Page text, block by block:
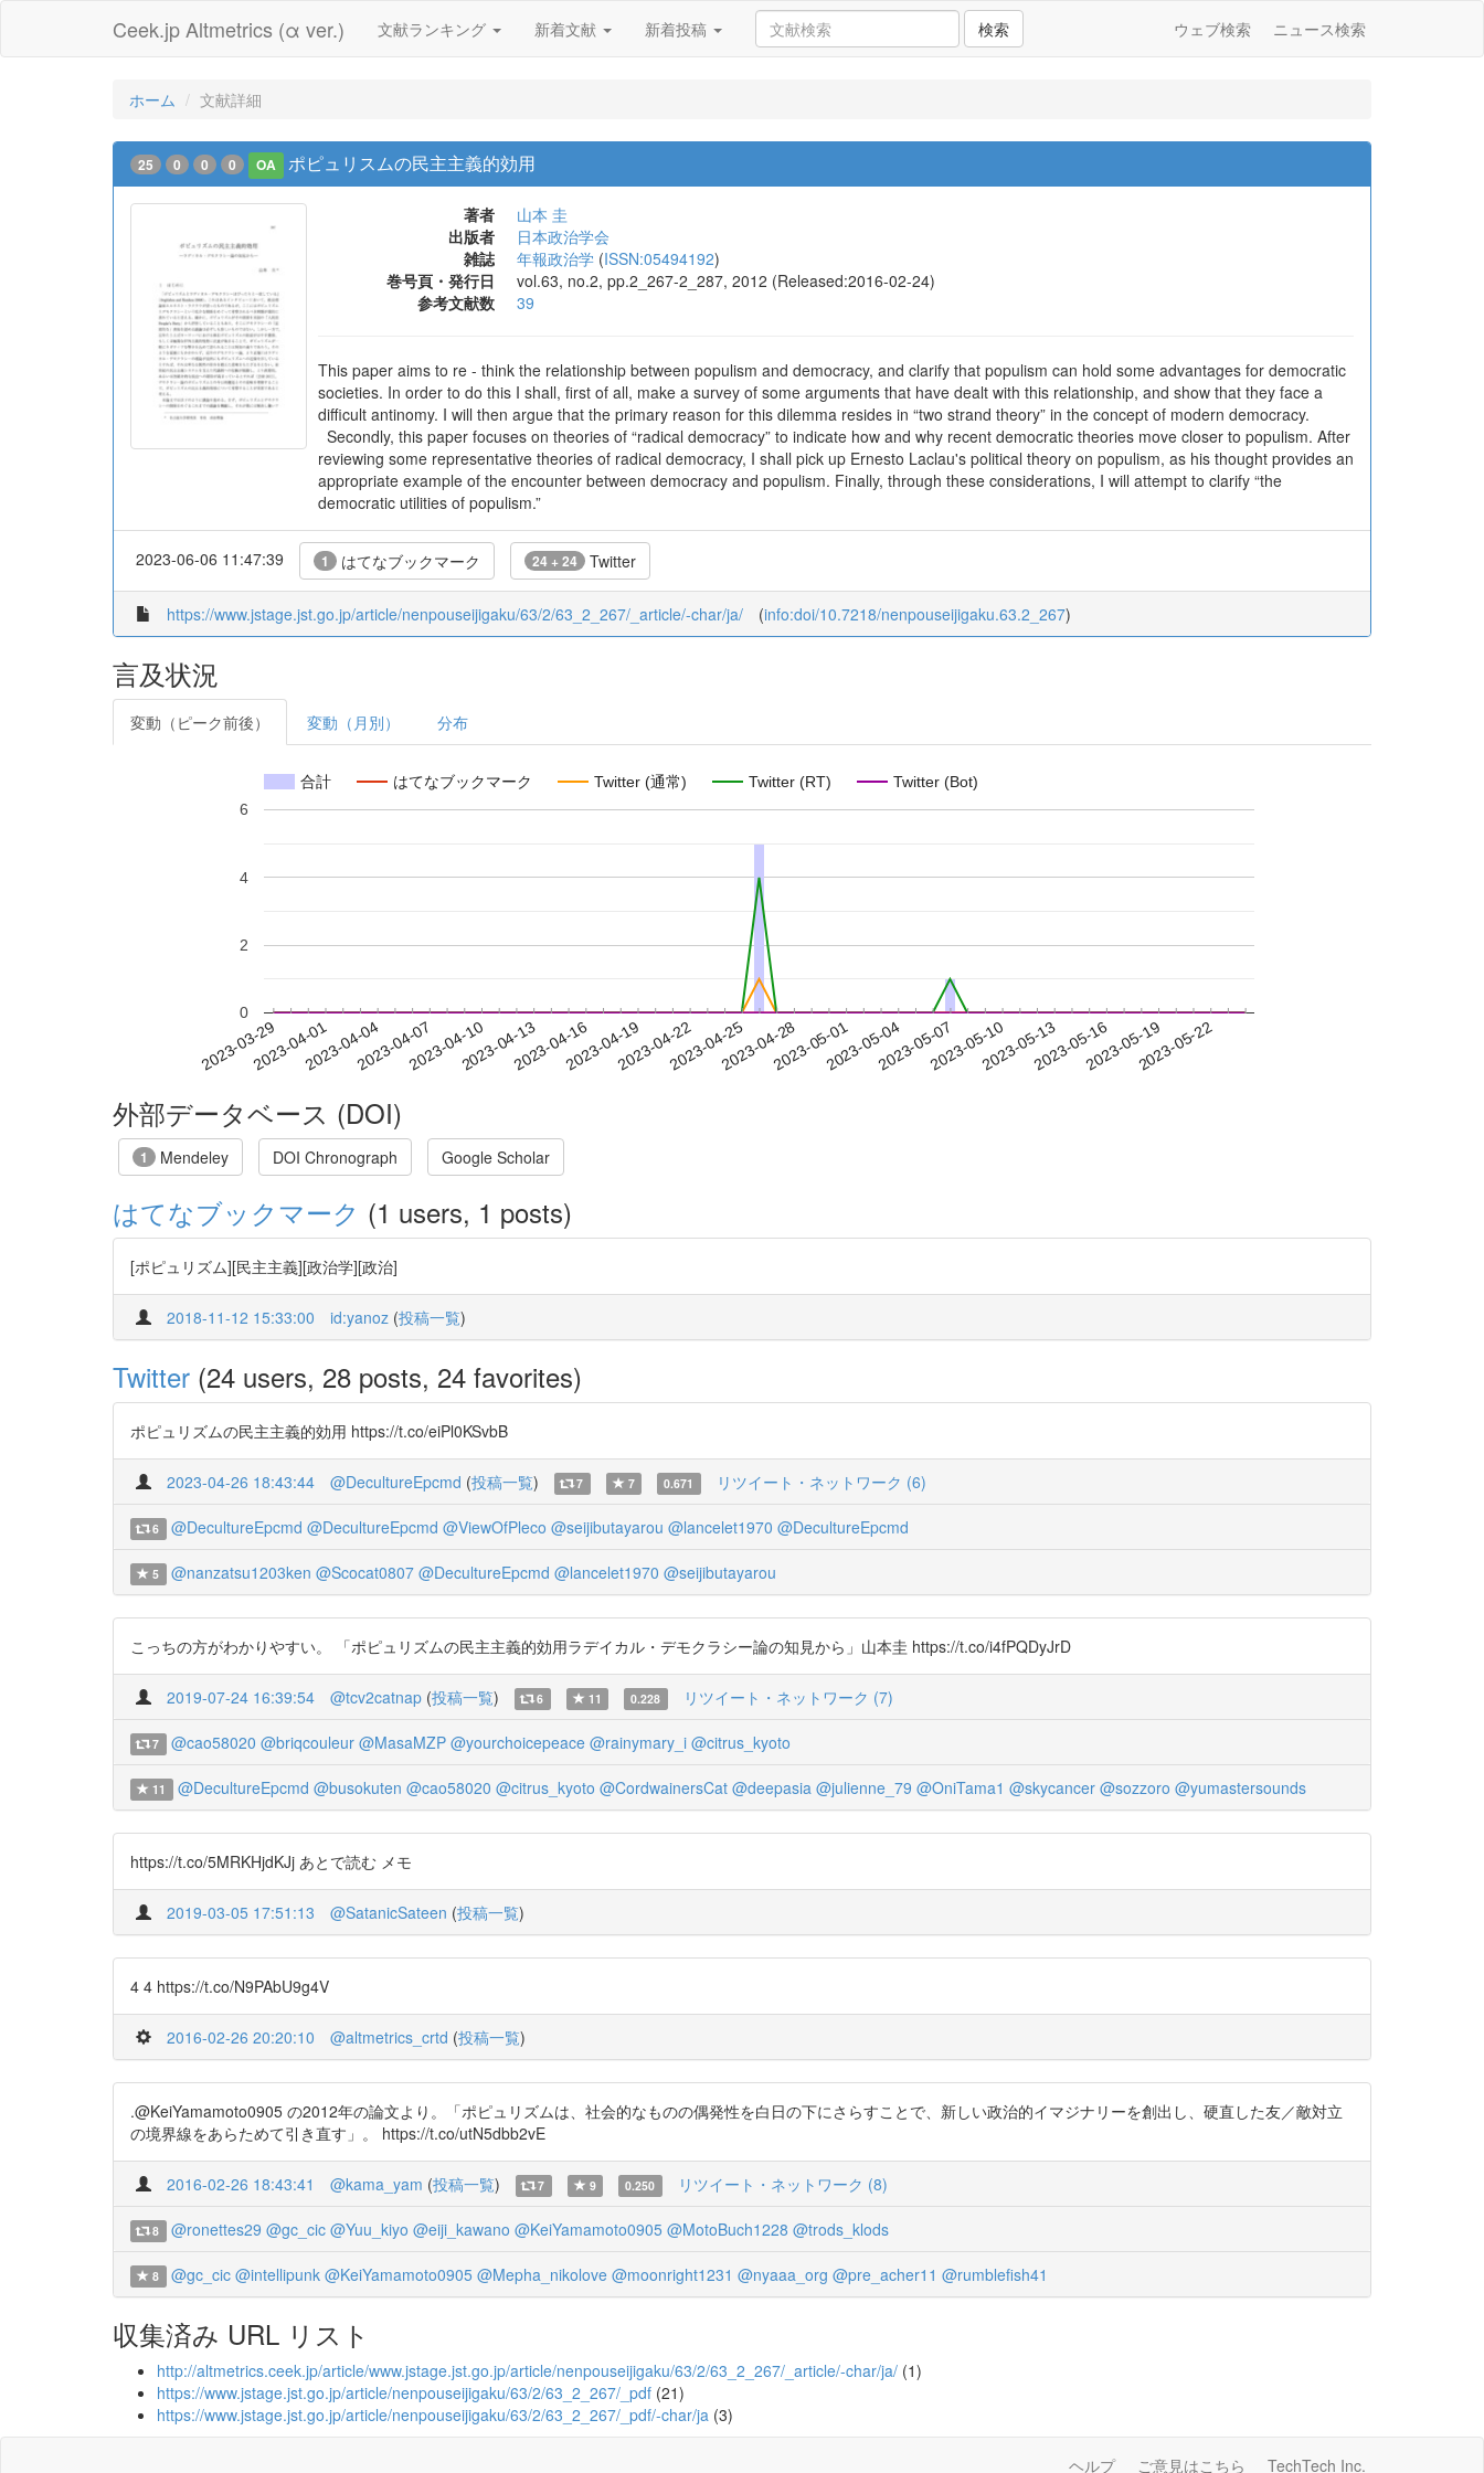
Ceek.jp Altmetrics (α ver.) 文献ランキング 新着文献 新着投稿 検索 ウェブ検索 ニュース検索
ホーム 文献詳細
25 0 0 0 OA ポピュリスムの民主主義的効用
著者
山本 圭
出版者
日本政治学会
雑誌
年報政治学 (ISSN:05494192)
巻号頁・発行日
vol.63, no.2, pp.2_267-2_287, 2012 (Released:2016-02-24)
参考文献数
39
This paper aims to re - think the relationship between populism and democracy, and clarify that populism can hold some advantages for democratic
societies. In order to do this I shall, first of all, make a survey of some arguments that have dealt with this relationship, and show that they face a
difficult antinomy. I will then argue that the primary reason for this dilemma resides in “two strand theory” in the concept of modern democracy.
Secondly, this paper focuses on theories of “radical democracy” to indicate how and why recent democratic theories move closer to populism. After
reviewing some representative theories of radical democracy, I shall pick up Ernesto Laclau's political theory on populism, as his thought provides an
appropriate example of the encounter between democracy and populism. Finally, through these considerations, I will attempt to clarify “the
democratic utilities of populism.”
2023-06-06 11:47:39 1 はてなブックマーク 24 + 24 Twitter
https://www.jstage.jst.go.jp/article/nenpouseijigaku/63/2/63_2_267/_article/-char/ja/ (info:doi/10.7218/nenpouseijigaku.63.2_267)
言及状況
変動（ピーク前後） 変動（月別） 分布
合計 はてなブックマーク Twitter (通常) Twitter (RT) Twitter (Bot)
2023-03-292023-04-012023-04-042023-04-072023-04-102023-04-132023-04-162023-04-192023-04-222023-04-252023-04-282023-05-012023-05-042023-05-072023-05-102023-05-132023-05-162023-05-192023-05-22
0
2
4
6
外部データベース (DOI)
1 Mendeley DOI Chronograph Google Scholar
はてなブックマーク (1 users, 1 posts)
[ポピュリズム][民主主義][政治学][政治]
2018-11-12 15:33:00 id:yanoz (投稿一覧)
Twitter (24 users, 28 posts, 24 favorites)
ポピュリズムの民主主義的効用 https://t.co/eiPl0KSvbB
2023-04-26 18:43:44 @DecultureEpcmd (投稿一覧) 7 7 0.671 リツイート・ネットワーク (6)
6 @DecultureEpcmd @DecultureEpcmd @ViewOfPleco @seijibutayarou @lancelet1970 @DecultureEpcmd
5 @nanzatsu1203ken @Scocat0807 @DecultureEpcmd @lancelet1970 @seijibutayarou
こっちの方がわかりやすい。 「ポピュリズムの民主主義的効用ラデイカル・デモクラシー論の知見から」山本圭 https://t.co/i4fPQDyJrD
2019-07-24 16:39:54 @tcv2catnap (投稿一覧) 6 11 0.228 リツイート・ネットワーク (7)
7 @cao58020 @briqcouleur @MasaMZP @yourchoicepeace @rainymary_i @citrus_kyoto
11 @DecultureEpcmd @busokuten @cao58020 @citrus_kyoto @CordwainersCat @deepasia @julienne_79 @OniTama1 @skycancer @sozzoro @yumastersounds
https://t.co/5MRKHjdKJj あとで読む メモ
2019-03-05 17:51:13 @SatanicSateen (投稿一覧)
4 4 https://t.co/N9PAbU9g4V
2016-02-26 20:20:10 @altmetrics_crtd (投稿一覧)
.@KeiYamamoto0905 の2012年の論文より。「ポピュリズムは、社会的なものの偶発性を白日の下にさらすことで、新しい政治的イマジナリーを創出し、硬直した友／敵対立
の境界線をあらためて引き直す」。 https://t.co/utN5dbb2vE
2016-02-26 18:43:41 @kama_yam (投稿一覧) 7 9 0.250 リツイート・ネットワーク (8)
8 @ronettes29 @gc_cic @Yuu_kiyo @eiji_kawano @KeiYamamoto0905 @MotoBuch1228 @trods_klods
8 @gc_cic @intellipunk @KeiYamamoto0905 @Mepha_nikolove @moonright1231 @nyaaa_org @pre_acher11 @rumblefish41
収集済み URL リスト
http://altmetrics.ceek.jp/article/www.jstage.jst.go.jp/article/nenpouseijigaku/63/2/63_2_267/_article/-char/ja/ (1)
https://www.jstage.jst.go.jp/article/nenpouseijigaku/63/2/63_2_267/_pdf (21)
https://www.jstage.jst.go.jp/article/nenpouseijigaku/63/2/63_2_267/_pdf/-char/ja (3)
ヘルプ ご意見はこちら TechTech Inc.